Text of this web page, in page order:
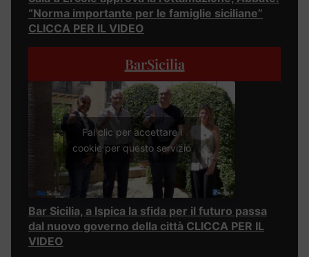
“Norma importante per le famiglie siciliane”
CLICCA PER IL VIDEO
BarSicilia
Fai clic per accettare i
cookie per questo servizio
Bar Sicilia, a Ispica la sfida per il futuro passa
dal nuovo governo della città CLICCA PER IL
VIDEO